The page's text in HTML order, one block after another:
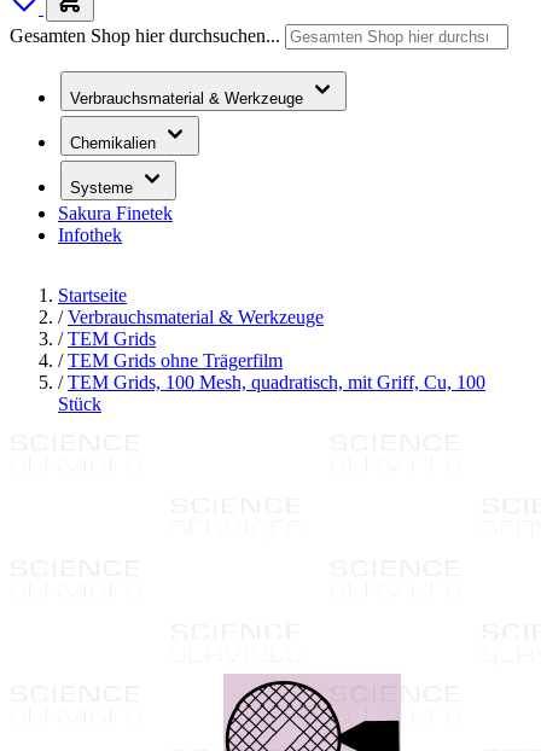
Gesamten Shop hier durchsuchen...
Verbrauchsmaterial & Werkzeuge
Chemikalien
Systeme
Sakura Finetek
Infothek
Startseite
/ Verbrauchsmaterial & Werkzeuge
/ TEM Grids
/ TEM Grids ohne Trägerfilm
/ TEM Grids, 100 Mesh, quadratisch, mit Griff, Cu, 100
Stück